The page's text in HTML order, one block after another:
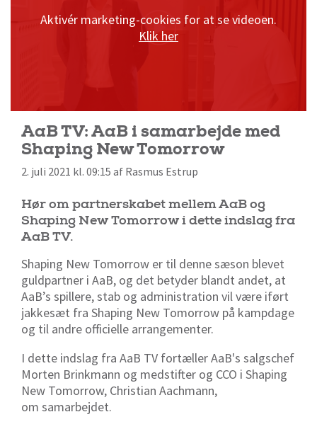
Aktivér marketing-cookies for at se videoen.
Klik her
AaB TV: AaB i samarbejde med
Shaping New Tomorrow
2. juli 2021 kl. 09:15 af Rasmus Estrup
Hør om partnerskabet mellem AaB og
Shaping New Tomorrow i dette indslag fra
AaB TV.
Shaping New Tomorrow er til denne sæson blevet
guldpartner i AaB, og det betyder blandt andet, at
AaB’s spillere, stab og administration vil være iført
jakkesæt fra Shaping New Tomorrow på kampdage
og til andre officielle arrangementer.
I dette indslag fra AaB TV fortæller AaB's salgschef
Morten Brinkmann og medstifter og CCO i Shaping
New Tomorrow, Christian Aachmann,
om samarbejdet.